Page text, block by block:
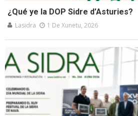
¿Qué ye la DOP Sidre d’Asturies?
Lasidra 1 De Xunetu, 2026